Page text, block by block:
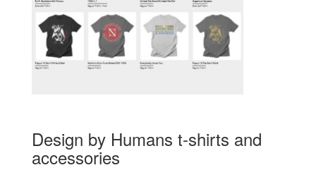
Design by Humans t-shirts and
accessories